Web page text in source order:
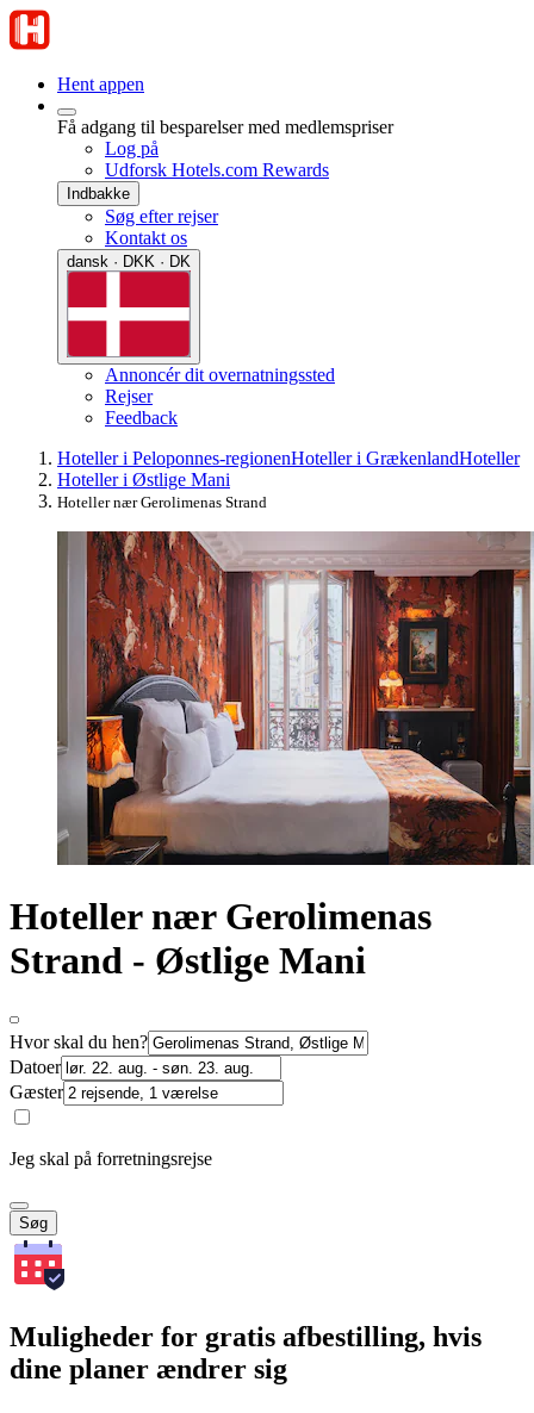
Hent appen
Få adgang til besparelser med medlemspriser
Log på
Udforsk Hotels.com Rewards
Indbakke
Søg efter rejser
Kontakt os
dansk · DKK · DK
Annoncér dit overnatningssted
Rejser
Feedback
Hoteller i Peloponnes-regionenHoteller i GrækenlandHoteller
Hoteller i Østlige Mani
Hoteller nær Gerolimenas Strand
Hoteller nær Gerolimenas
Strand - Østlige Mani
Hvor skal du hen?
Datoer
Gæster
Jeg skal på forretningsrejse
Søg
Muligheder for gratis afbestilling, hvis
dine planer ændrer sig